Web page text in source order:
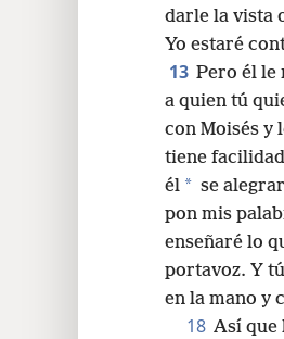
darle la vista
Yo estaré
13 Pero él le
a quien tú
con Moisés y
tiene
él * se
pon mis
enseñaré lo
portavoz. Y
en la mano y
18 Así que